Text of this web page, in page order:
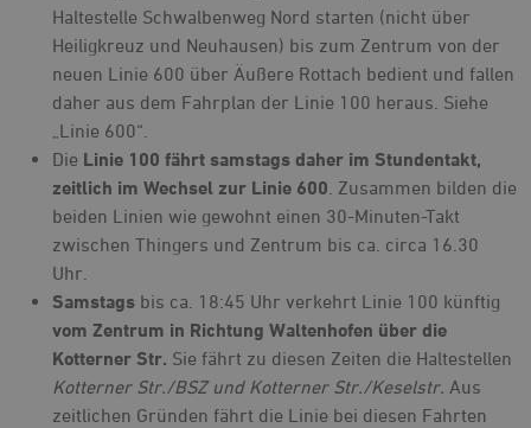
Haltestelle Schwalbenweg Nord starten (nicht über
Heiligkreuz und Neuhausen) bis zum Zentrum von der
neuen Linie 600 über Äußere Rottach bedient und fallen
daher aus dem Fahrplan der Linie 100 heraus. Siehe
„Linie 600“.
Die Linie 100 fährt samstags daher im Stundentakt,
zeitlich im Wechsel zur Linie 600 . Zusammen bilden die
beiden Linien wie gewohnt einen 30-Minuten-Takt
zwischen Thingers und Zentrum bis ca. circa 16.30
Uhr.
Samstags bis ca. 18:45 Uhr verkehrt Linie 100 künftig
vom Zentrum in Richtung Waltenhofen über die
Kotterner Str. Sie fährt zu diesen Zeiten die Haltestellen
Kotterner Str./BSZ und Kotterner Str./Keselstr. Aus
zeitlichen Gründen fährt die Linie bei diesen Fahrten